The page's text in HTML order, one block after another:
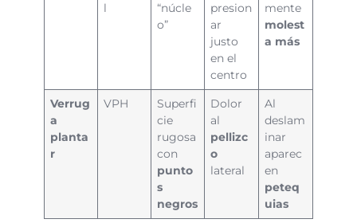
l
“núcle
o”
presion
ar
justo
en el
centro
mente
molest
a más
Verrug
a
planta
r
VPH
Superfi
cie
rugosa
con
punto
s
negros
Dolor
al
pellizc
o
lateral
Al
deslam
inar
aparec
en
peteq
uias